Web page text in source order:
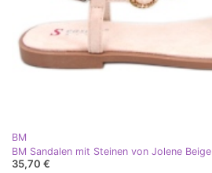
BM
BM Sandalen mit Steinen von Jolene Beige
35,70 €